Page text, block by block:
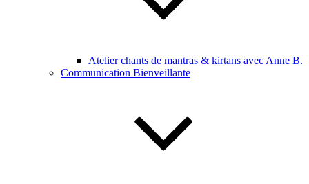
Atelier chants de mantras & kirtans avec Anne B.
Communication Bienveillante